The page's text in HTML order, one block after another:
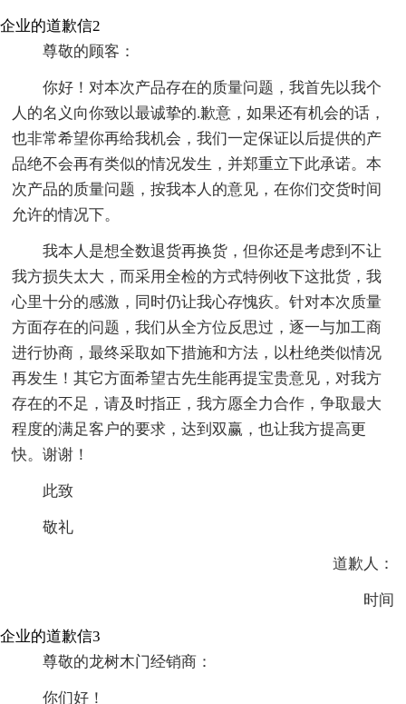
企业的道歉信2
尊敬的顾客：
你好！对本次产品存在的质量问题，我首先以我个
人的名义向你致以最诚挚的.歉意，如果还有机会的话，
也非常希望你再给我机会，我们一定保证以后提供的产
品绝不会再有类似的情况发生，并郑重立下此承诺。本
次产品的质量问题，按我本人的意见，在你们交货时间
允许的情况下。
我本人是想全数退货再换货，但你还是考虑到不让
我方损失太大，而采用全检的方式特例收下这批货，我
心里十分的感激，同时仍让我心存愧疚。针对本次质量
方面存在的问题，我们从全方位反思过，逐一与加工商
进行协商，最终采取如下措施和方法，以杜绝类似情况
再发生！其它方面希望古先生能再提宝贵意见，对我方
存在的不足，请及时指正，我方愿全力合作，争取最大
程度的满足客户的要求，达到双赢，也让我方提高更
快。谢谢！
此致
敬礼
道歉人：
时间
企业的道歉信3
尊敬的龙树木门经销商：
你们好！